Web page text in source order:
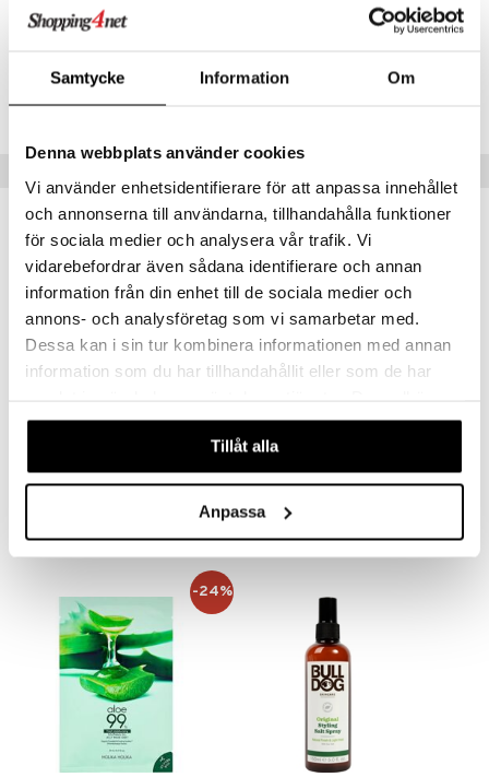
Samtycke Information Om
Denna webbplats använder cookies
Vi använder enhetsidentifierare för att anpassa innehållet
och annonserna till användarna, tillhandahålla funktioner
för sociala medier och analysera vår trafik. Vi
vidarebefordrar även sådana identifierare och annan
information från din enhet till de sociala medier och
annons- och analysföretag som vi samarbetar med.
Dessa kan i sin tur kombinera informationen med annan
information som du har tillhandahållit eller som de har
våra cookies vid fortsatt användande av vår webbplats.
Tillåt alla
Anpassa
Artikelnr
Lägsta pris senaste 30 dagarna: 199 kr
29 kr
-24%